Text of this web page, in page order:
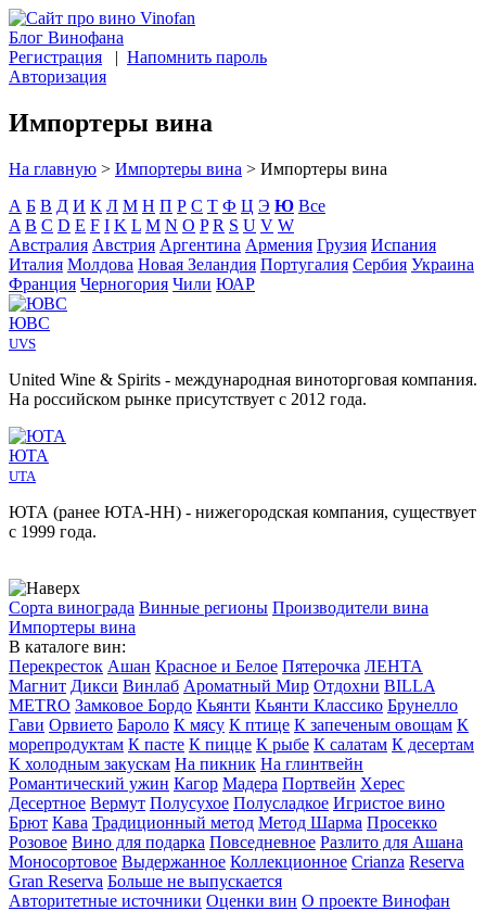
Блог Винофана
Регистрация | Напомнить пароль
Авторизация
Импортеры вина
На главную > Импортеры вина > Импортеры вина
А Б В Д И К Л М Н П Р С Т Ф Ц Э Ю Все
A B C D E F I K L M N O P R S U V W
Австралия Австрия Аргентина Армения Грузия Испания
Италия Молдова Новая Зеландия Португалия Сербия Украина
Франция Черногория Чили ЮАР
ЮВС
UVS
United Wine & Spirits - международная виноторговая компания.
На российском рынке присутствует с 2012 года.
ЮТА
UTA
ЮТА (ранее ЮТА-НН) - нижегородская компания, существует
с 1999 года.
Сорта винограда Винные регионы Производители вина
Импортеры вина
В каталоге вин:
Перекресток Ашан Красное и Белое Пятерочка ЛЕНТА
Магнит Дикси Винлаб Ароматный Мир Отдохни BILLA
METRO Замковое Бордо Кьянти Кьянти Классико Брунелло
Гави Орвието Бароло К мясу К птице К запеченым овощам К
морепродуктам К пасте К пицце К рыбе К салатам К десертам
К холодным закускам На пикник На глинтвейн
Романтический ужин Кагор Мадера Портвейн Херес
Десертное Вермут Полусухое Полусладкое Игристое вино
Брют Кава Традиционный метод Метод Шарма Просекко
Розовое Вино для подарка Повседневное Разлито для Ашана
Моносортовое Выдержанное Коллекционное Crianza Reserva
Gran Reserva Больше не выпускается
Авторитетные источники Оценки вин О проекте Винофан